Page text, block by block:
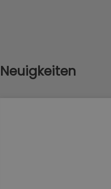
Neuigkeiten